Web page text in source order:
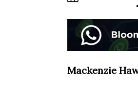
Mackenzie